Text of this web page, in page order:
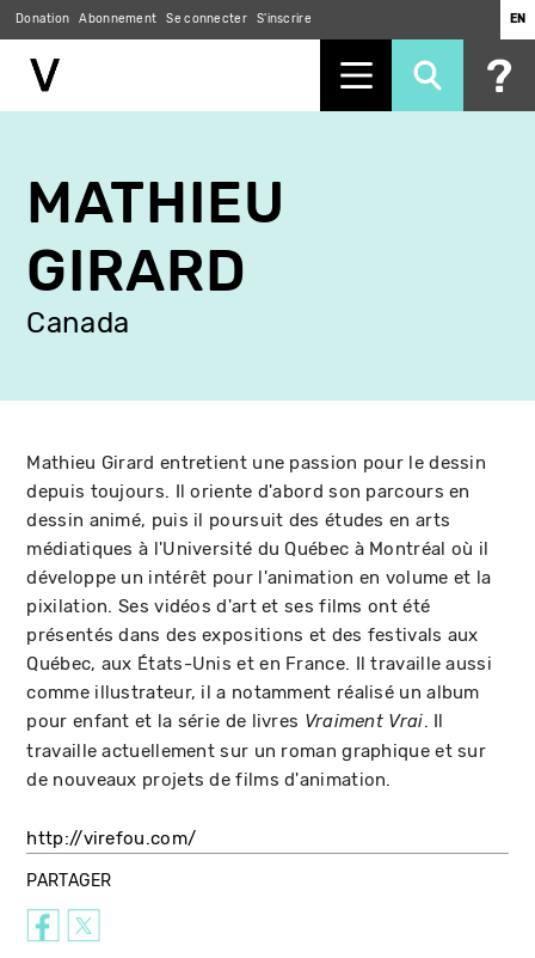
contenu
principal
Donation Abonnement Se connecter S'inscrire EN
MATHIEU
GIRARD
Canada
Mathieu Girard entretient une passion pour le dessin
depuis toujours. Il oriente d'abord son parcours en
dessin animé, puis il poursuit des études en arts
médiatiques à l'Université du Québec à Montréal où il
développe un intérêt pour l'animation en volume et la
pixilation. Ses vidéos d'art et ses films ont été
présentés dans des expositions et des festivals aux
Québec, aux États-Unis et en France. Il travaille aussi
comme illustrateur, il a notamment réalisé un album
pour enfant et la série de livres Vraiment Vrai. Il
travaille actuellement sur un roman graphique et sur
de nouveaux projets de films d'animation.
http://virefou.com/
PARTAGER